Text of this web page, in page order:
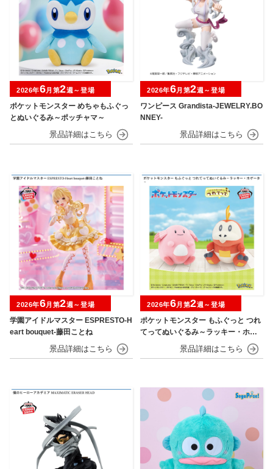
ポケットモンスター めちゃもふぐっ
とぬいぐるみ～ポッチャマ～
2026年6月第2週～登場
ワンピース Grandista-JEWELRY.BO
NNEY-
2026年6月第2週～登場
学園アイドルマスター ESPRESTO-H
eart bouquet-藤田ことね
2026年6月第2週～登場
ポケットモンスター もふぐっと つれ
てってぬいぐるみ～ラッキー・ホゲ
2026年6月第2週～登場